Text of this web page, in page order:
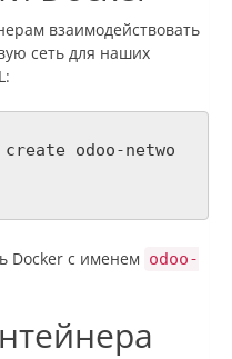
взаимодействовать
сеть для наших
odoo-netwo
Docker с именем odoo-